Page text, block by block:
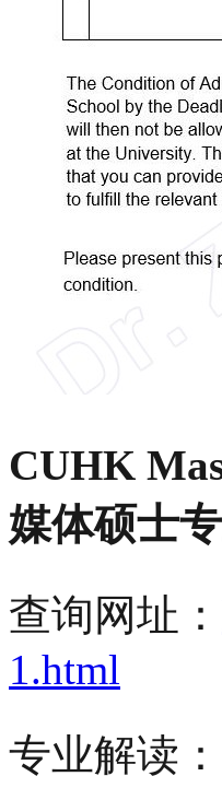
CUHK
媒体硕士
查询网址：
1.html
专业解读：